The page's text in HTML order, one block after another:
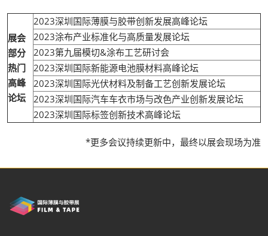
展会
部分
热门
高峰
论坛
2023深圳国际薄膜与胶带创新发展高峰论坛
2023涂布产业标准化与高质量发展论坛
2023第九届模切&涂布工艺研讨会
2023深圳国际新能源电池膜材料高峰论坛
2023深圳国际光伏材料及制备工艺创新发展论坛
2023深圳国际汽车车衣市场与改色产业创新发展论坛
2023深圳国际标签创新技术高峰论坛
*更多会议持续更新中，最终以展会现场为准